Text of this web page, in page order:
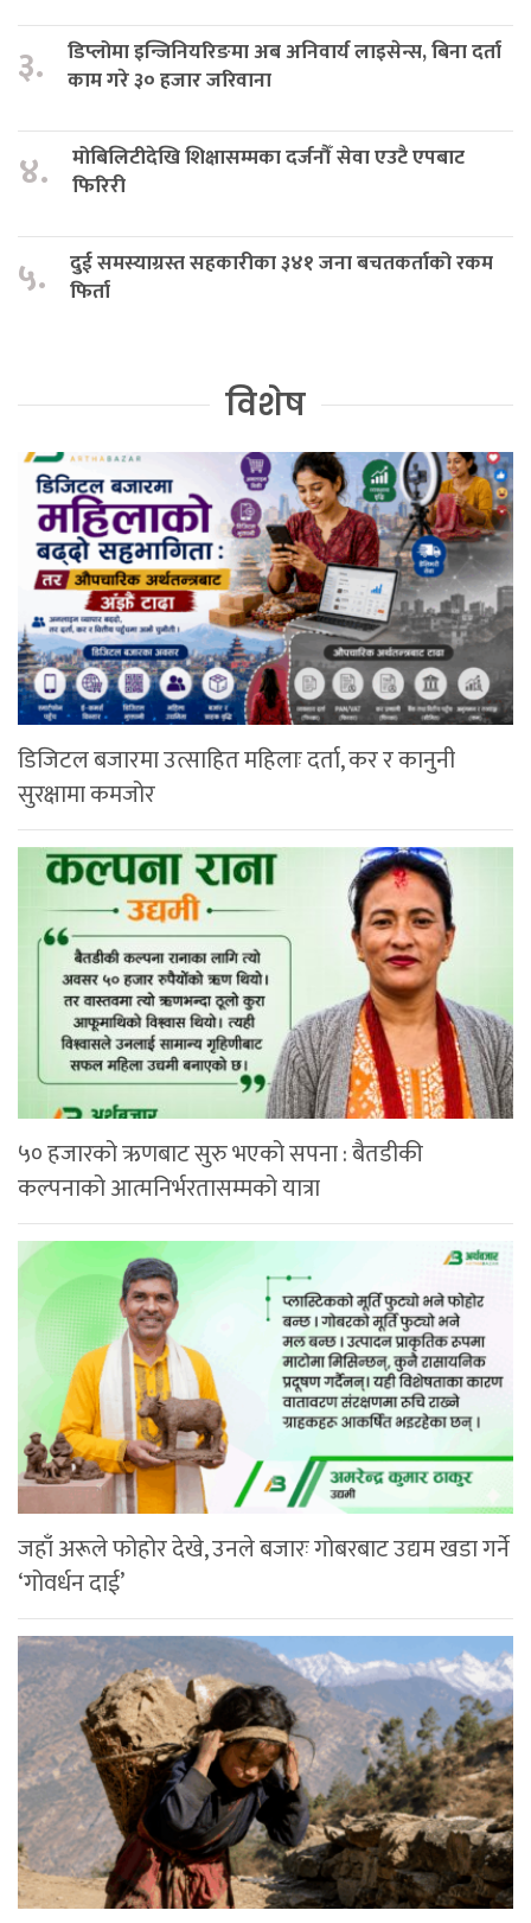
३.
डिप्लोमा इन्जिनियरिङमा अब अनिवार्य लाइसेन्स, बिना दर्ता
काम गरे ३० हजार जरिवाना
४.
मोबिलिटीदेखि शिक्षासम्मका दर्जनौँ सेवा एउटै एपबाट
फिरिरी
५.
दुई समस्याग्रस्त सहकारीका ३४१ जना बचतकर्ताको रकम
फिर्ता
विशेष
डिजिटल बजारमा उत्साहित महिलाः दर्ता, कर र कानुनी
सुरक्षामा कमजोर
५० हजारको ऋणबाट सुरु भएको सपना : बैतडीकी
कल्पनाको आत्मनिर्भरतासम्मको यात्रा
जहाँ अरूले फोहोर देखे, उनले बजारः गोबरबाट उद्यम खडा गर्ने
‘गोवर्धन दाई’